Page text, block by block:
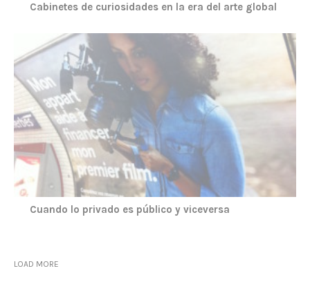
Cabinetes de curiosidades en la era del arte global
Cuando lo privado es público y viceversa
LOAD MORE